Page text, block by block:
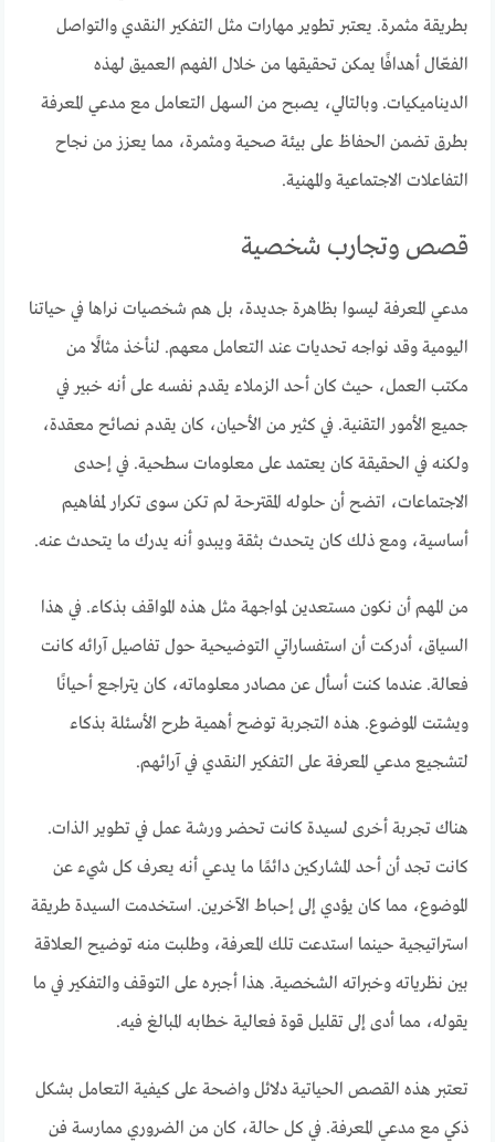
بطريقة مثمرة. يعتبر تطوير مهارات مثل التفكير النقدي والتواصل
الفعّال أهدافًا يمكن تحقيقها من خلال الفهم العميق لهذه
الديناميكيات. وبالتالي، يصبح من السهل التعامل مع مدعي المعرفة
بطرق تضمن الحفاظ على بيئة صحية ومثمرة، مما يعزز من نجاح
التفاعلات الاجتماعية والمهنية.
قصص وتجارب شخصية
مدعي المعرفة ليسوا بظاهرة جديدة، بل هم شخصيات نراها في حياتنا
اليومية وقد نواجه تحديات عند التعامل معهم. لنأخذ مثالًا من
مكتب العمل، حيث كان أحد الزملاء يقدم نفسه على أنه خبير في
جميع الأمور التقنية. في كثير من الأحيان، كان يقدم نصائح معقدة،
ولكنه في الحقيقة كان يعتمد على معلومات سطحية. في إحدى
الاجتماعات، اتضح أن حلوله المقترحة لم تكن سوى تكرار لمفاهيم
أساسية، ومع ذلك كان يتحدث بثقة ويبدو أنه يدرك ما يتحدث عنه.
من المهم أن نكون مستعدين لمواجهة مثل هذه المواقف بذكاء. في هذا
السياق، أدركت أن استفساراتي التوضيحية حول تفاصيل آرائه كانت
فعالة. عندما كنت أسأل عن مصادر معلوماته، كان يتراجع أحيانًا
ويشتت الموضوع. هذه التجربة توضح أهمية طرح الأسئلة بذكاء
لتشجيع مدعي المعرفة على التفكير النقدي في آرائهم.
هناك تجربة أخرى لسيدة كانت تحضر ورشة عمل في تطوير الذات.
كانت تجد أن أحد المشاركين دائمًا ما يدعي أنه يعرف كل شيء عن
الموضوع، مما كان يؤدي إلى إحباط الآخرين. استخدمت السيدة طريقة
استراتيجية حينما استدعت تلك المعرفة، وطلبت منه توضيح العلاقة
بين نظرياته وخبراته الشخصية. هذا أجبره على التوقف والتفكير في ما
يقوله، مما أدى إلى تقليل قوة فعالية خطابه المبالغ فيه.
تعتبر هذه القصص الحياتية دلائل واضحة على كيفية التعامل بشكل
ذكي مع مدعي المعرفة. في كل حالة، كان من الضروري ممارسة فن